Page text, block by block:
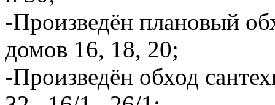
-Произведён плановый
домов 16, 18, 20;
-Произведён обход